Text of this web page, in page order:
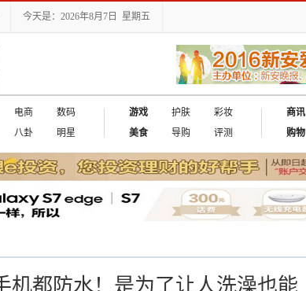
今天是：2026年8月7日 星期五
电商
数码
八卦 明星
游戏 护肤
彩妆
美食
导购 评测
商讯
购物
机都防水！是为了让人洗澡也能